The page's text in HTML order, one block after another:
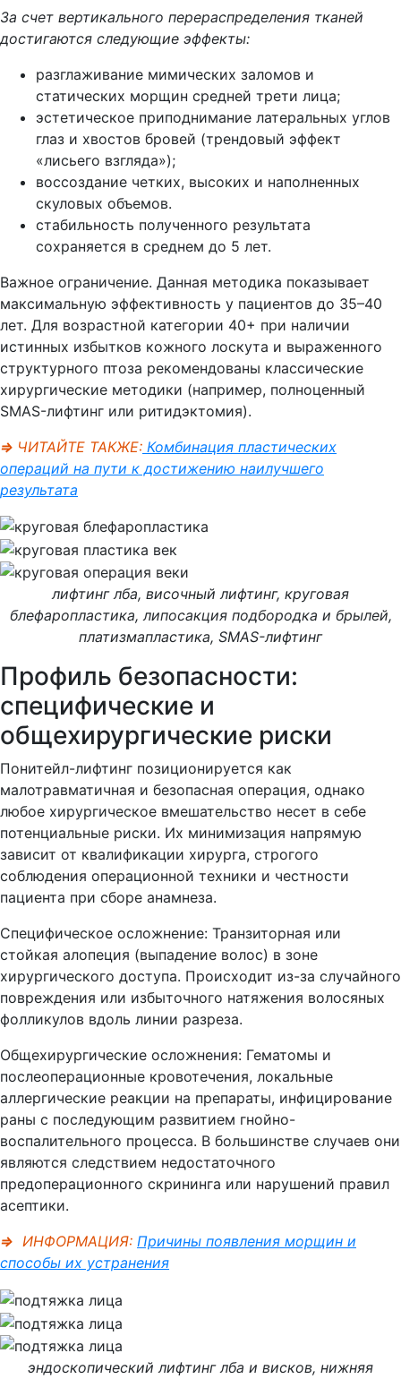
За счет вертикального перераспределения тканей
достигаются следующие эффекты:
разглаживание мимических заломов и
статических морщин средней трети лица;
эстетическое приподнимание латеральных углов
глаз и хвостов бровей (трендовый эффект
«лисьего взгляда»);
воссоздание четких, высоких и наполненных
скуловых объемов.
стабильность полученного результата
сохраняется в среднем до 5 лет.
Важное ограничение. Данная методика показывает
максимальную эффективность у пациентов до 35–40
лет. Для возрастной категории 40+ при наличии
истинных избытков кожного лоскута и выраженного
структурного птоза рекомендованы классические
хирургические методики (например, полноценный
SMAS-лифтинг или ритидэктомия).
⇒ ЧИТАЙТЕ ТАКЖЕ: Комбинация пластических
операций на пути к достижению наилучшего
результата
лифтинг лба, височный лифтинг, круговая
блефаропластика, липосакция подбородка и брылей,
платизмапластика, SMAS-лифтинг
Профиль безопасности:
специфические и
общехирургические риски
Понитейл-лифтинг позиционируется как
малотравматичная и безопасная операция, однако
любое хирургическое вмешательство несет в себе
потенциальные риски. Их минимизация напрямую
зависит от квалификации хирурга, строгого
соблюдения операционной техники и честности
пациента при сборе анамнеза.
Специфическое осложнение: Транзиторная или
стойкая алопеция (выпадение волос) в зоне
хирургического доступа. Происходит из-за случайного
повреждения или избыточного натяжения волосяных
фолликулов вдоль линии разреза.
Общехирургические осложнения: Гематомы и
послеоперационные кровотечения, локальные
аллергические реакции на препараты, инфицирование
раны с последующим развитием гнойно-
воспалительного процесса. В большинстве случаев они
являются следствием недостаточного
предоперационного скрининга или нарушений правил
асептики.
⇒ ИНФОРМАЦИЯ: Причины появления морщин и
способы их устранения
эндоскопический лифтинг лба и висков, нижняя